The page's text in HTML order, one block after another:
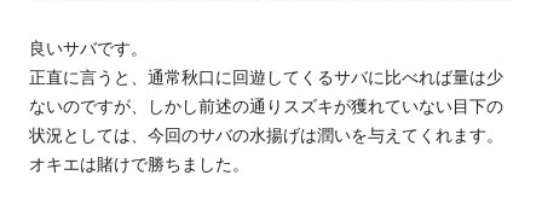
良いサバです。
正直に言うと、通常秋口に回遊してくるサバに比べれば量は少
ないのですが、しかし前述の通りスズキが獲れていない目下の
状況としては、今回のサバの水揚げは潤いを与えてくれます。
オキエは賭けで勝ちました。